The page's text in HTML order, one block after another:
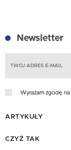
Newsletter
Wyrażam zgodę
ARTYKUŁY
CZYŻ TAK